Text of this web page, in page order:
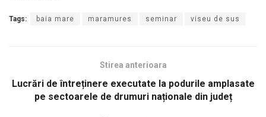
Tags: baia mare maramures seminar viseu de sus
Stirea anterioara
Lucrări de întreținere executate la podurile amplasate
pe sectoarele de drumuri naționale din județ